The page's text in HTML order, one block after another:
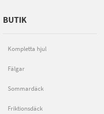
BUTIK
Kompletta hjul
Fälgar
Sommardäck
Friktionsdäck